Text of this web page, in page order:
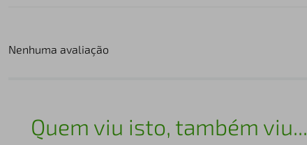
Nenhuma avaliação
Quem viu isto, também viu...